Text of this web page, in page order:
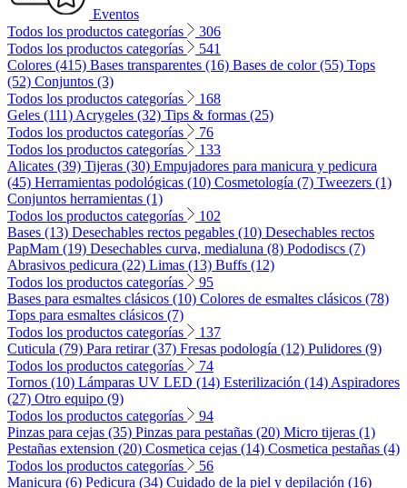
Eventos
Todos los productos categorías
306
Todos los productos categorías
541
Colores (415) Bases transparentes (16) Bases de color (55) Tops
(52) Conjuntos (3)
Todos los productos categorías
168
Geles (111) Acrygeles (32) Tips & formas (25)
Todos los productos categorías
76
Todos los productos categorías
133
Alicates (39) Tijeras (30) Empujadores para manicura y pedicura
(45) Herramientas podológicas (10) Cosmetología (7) Tweezers (1)
Conjuntos herramientas (1)
Todos los productos categorías
102
Bases (13) Desechables rectos pegables (10) Desechables rectos
PapMam (19) Desechables curva, medialuna (8) Pododiscs (7)
Abrasivos pedicura (22) Limas (13) Buffs (12)
Todos los productos categorías
95
Bases para esmaltes clásicos (10) Colores de esmaltes clásicos (78)
Tops para esmaltes clásicos (7)
Todos los productos categorías
137
Cuticula (79) Para retirar (37) Fresas podología (12) Pulidores (9)
Todos los productos categorías
74
Tornos (10) Lámparas UV LED (14) Esterilización (14) Aspiradores
(27) Otro equipo (9)
Todos los productos categorías
94
Pinzas para cejas (35) Pinzas para pestañas (20) Micro tijeras (1)
Pestañas extension (20) Cosmetica cejas (14) Cosmetica pestañas (4)
Todos los productos categorías
56
Manicura (6) Pedicura (34) Cuidado de la piel y depilación (16)